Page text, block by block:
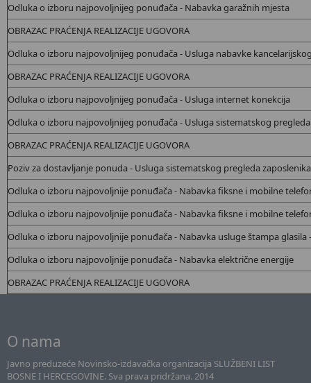
Odluka o izboru najpovoljnijeg ponuđača - Nabavka garažnih mjesta
OBRAZAC PRAĆENJA REALIZACIJE UGOVORA
Odluka o izboru najpovoljnijeg ponuđača - Usluga nabavke
OBRAZAC PRAĆENJA REALIZACIJE UGOVORA
Odluka o izboru najpovoljnijeg ponuđača - Usluga internet konekcija
Odluka o izboru najpovoljnijeg ponuđača - Usluga sistematskog
OBRAZAC PRAĆENJA REALIZACIJE UGOVORA
Poziv za dostavljanje ponuda - Usluga sistematskog pregleda zaposlenika
Odluka o izboru najpovoljnije ponuđača - Nabavkafiksne i mobilne
Odluka o izboru najpovoljnije ponuđača - Nabavkafiksne i mobilne
Odluka o izboru najpovoljnije ponuđača - Nabavka usluge štampa glasila -
Odluka o izboru najpovoljnije ponuđača - Nabavkaelektrične energije
OBRAZAC PRAĆENJA REALIZACIJE UGOVORA
O nama
Javno preduzeće Novinsko-izdavačka organizacija SLUŽBENI LIST
BOSNE I HERCEGOVINE. Sva prava pridržana. 2014